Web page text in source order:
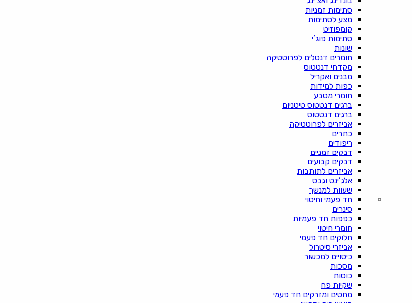
סתימות זמניות
מצע לסתימות
קומפוזיט
סתימות פוג’י
שונות
חומרים דנטלים לפרוטטיקה
מקדחי דנטטוס
מבנים ואקריל
כפות למידות
חומרי מטבע
ברגים דנטטוס טיטניום
ברגים דנטטוס
אביזרים לפרוטטיקה
כתרים
ריפודים
דבקים זמניים
דבקים קבועים
אביזרים לתותבות
אלג’ינט וגבס
שעוות למנשך
חד פעמי וחיטוי
סינרים
כפפות חד פעמיות
חומרי חיטוי
חלוקים חד פעמי
אביזרי סיטרול
כיסויים למכשור
מסכות
כוסות
שקיות פח
מחטים ומזרקים חד פעמי